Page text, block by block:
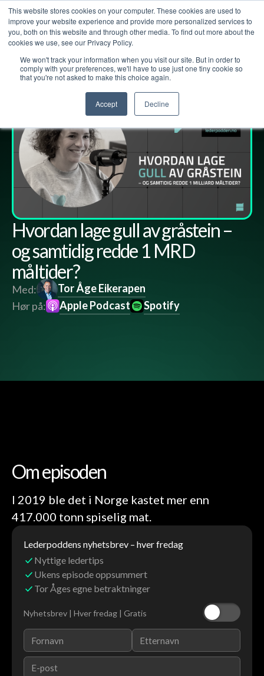
This website stores cookies on your computer. These cookies are used to
improve your website experience and provide more personalized services to
you, both on this website and through other media. To find out more about the
cookies we use, see our Privacy Policy.
We won't track your information when you visit our site. But in order to
comply with your preferences, we'll have to use just one tiny cookie so
that you're not asked to make this choice again.
Accept Decline
Lederpodden 9apr2021 62 Del
Hvordan lage gull av gråstein –
og samtidig redde 1 MRD
måltider?
Med:
Tor Åge Eikerapen
Hør på:
Apple Podcast Spotify
Om episoden
I 2019 ble det i Norge kastet mer enn
417.000 tonn spiselig mat.
Lederpoddens nyhetsbrev – hver fredag
Nyttige ledertips
Ukens episode oppsummert
Tor Åges egne betraktninger
Nyhetsbrev | Hver fredag | Gratis